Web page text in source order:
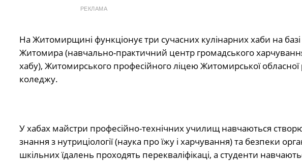
РЕКЛАМА
На Житомирщині функціонує три сучасних кулінарних хаби на
Житомира (навчально-практичний центр громадського
хабу), Житомирського професійного ліцею Житомирської
коледжу.
У хабах майстри професійно-технічних училищ навчаються
знання з нутриціології (наука про їжу і харчування) та безпеки
шкільних їдалень проходять перекваліфікаці, а студенти